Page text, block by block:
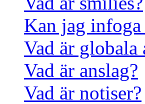
Kan jag
Vad är globala
Vad är anslag?
Vad är notiser?